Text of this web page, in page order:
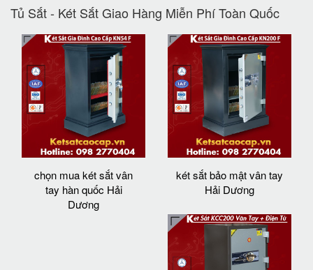
Tủ Sắt - Két Sắt Giao Hàng Miễn Phí Toàn Quốc
chọn mua két sắt vân
tay hàn quốc Hải
Dương
két sắt bảo mật vân tay
Hải Dương